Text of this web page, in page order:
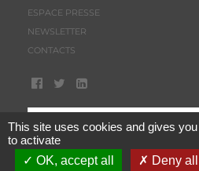
ESPACE PRESSE
NEWSLETTER
CONTACTS
This site uses cookies and gives
to activate
OK, accept all
Deny